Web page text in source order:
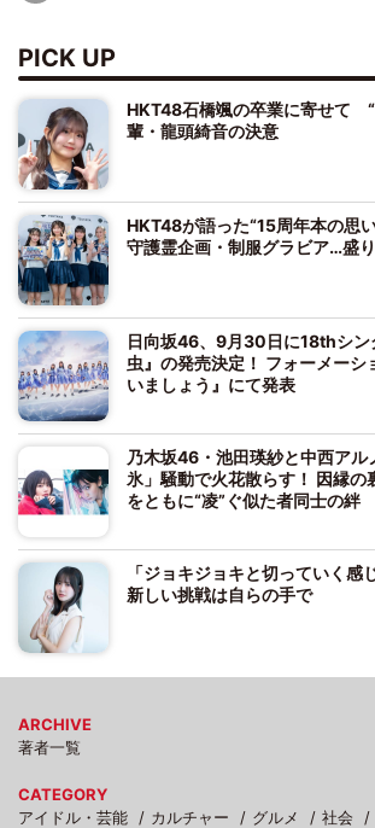
PICK UP
HKT48石橋颯の卒業に寄せて
輩・龍頭綺音の決意
HKT48が語った“15周年本の思
守護霊企画・制服グラビア…盛
日向坂46、9月30日に18thシン
虫』の発売決定！ フォーメーシ
いましょう』にて発表
乃木坂46・池田瑛紗と中西アル
氷」騒動で火花散らす！ 因縁の
をともに“凌”ぐ似た者同士の絆
「ジョキジョキと切っていく感
新しい挑戦は自らの手で
ARCHIVE
著者一覧
CATEGORY
アイドル・芸能
カルチャー グルメ 社会